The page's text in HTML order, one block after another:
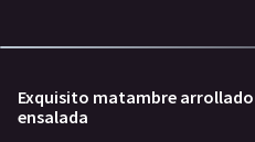
Exquisito matambre
ensalada